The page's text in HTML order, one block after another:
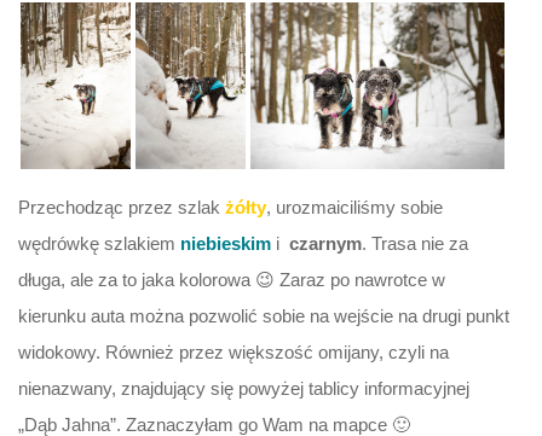
Przechodząc przez szlak żółty, urozmaiciliśmy sobie
wędrówkę szlakiem niebieskim i czarnym. Trasa nie za
długa, ale za to jaka kolorowa 😉 Zaraz po nawrotce w
kierunku auta można pozwolić sobie na wejście na drugi punkt
widokowy. Również przez większość omijany, czyli na
nienazwany, znajdujący się powyżej tablicy informacyjnej
„Dąb Jahna”. Zaznaczyłam go Wam na mapce 🙂